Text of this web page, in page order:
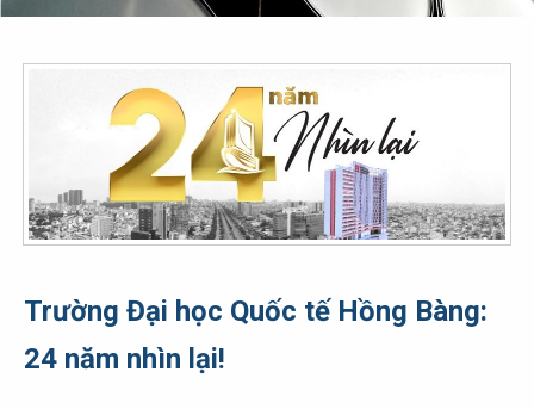
Trường Đại học Quốc tế Hồng Bàng:
24 năm nhìn lại!